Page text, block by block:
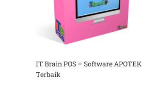
IT Brain POS – Software APOTEK
Terbaik